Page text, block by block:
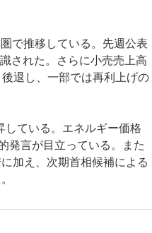
で推移している。先週公表
された。さらに小売売上高
退し、一部では再利上げの
している。エネルギー価格
発言が目立っている。また
加え、次期首相候補による